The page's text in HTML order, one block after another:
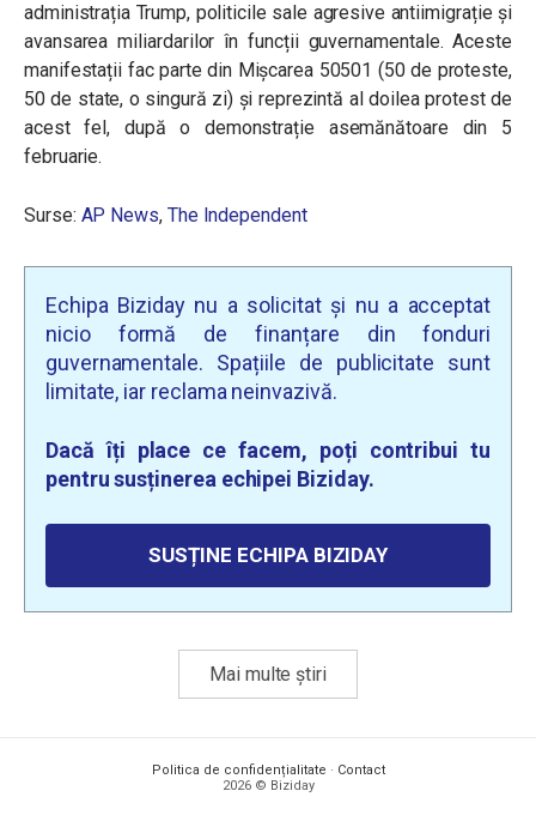
administrația Trump, politicile sale agresive antiimigrație și
avansarea miliardarilor în funcții guvernamentale. Aceste
manifestații fac parte din Mișcarea 50501 (50 de proteste,
50 de state, o singură zi) și reprezintă al doilea protest de
acest fel, după o demonstrație asemănătoare din 5
februarie.
Surse: AP News, The Independent
Echipa Biziday nu a solicitat și nu a acceptat
nicio formă de finanțare din fonduri
guvernamentale. Spațiile de publicitate sunt
limitate, iar reclama neinvazivă.
Dacă îți place ce facem, poți contribui tu
pentru susținerea echipei Biziday.
SUSȚINE ECHIPA BIZIDAY
Mai multe știri
Politica de confidențialitate · Contact
2026 © Biziday